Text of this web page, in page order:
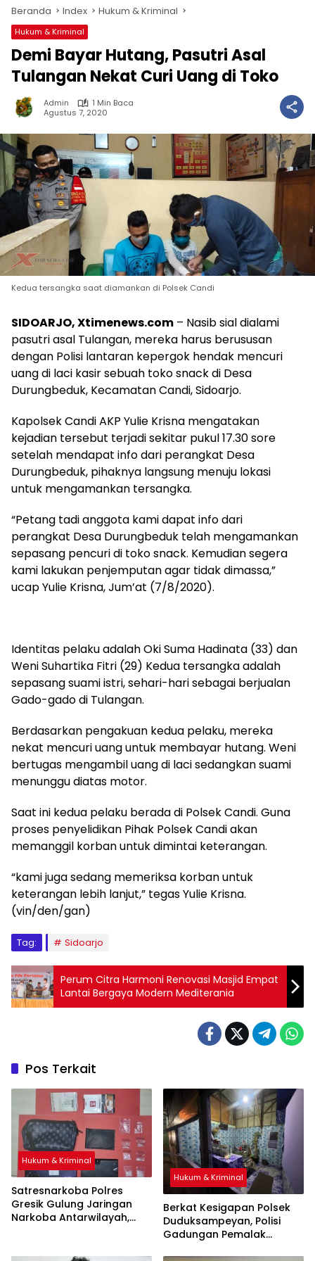
Beranda Index Hukum & Kriminal
Hukum & Kriminal
Demi Bayar Hutang, Pasutri Asal
Tulangan Nekat Curi Uang di Toko
Admin
1 Min Baca
Agustus 7, 2020
Kedua tersangka saat diamankan di Polsek Candi
SIDOARJO, Xtimenews.com – Nasib sial dialami
pasutri asal Tulangan, mereka harus berususan
dengan Polisi lantaran kepergok hendak mencuri
uang di laci kasir sebuah toko snack di Desa
Durungbeduk, Kecamatan Candi, Sidoarjo.
Kapolsek Candi AKP Yulie Krisna mengatakan
kejadian tersebut terjadi sekitar pukul 17.30 sore
setelah mendapat info dari perangkat Desa
Durungbeduk, pihaknya langsung menuju lokasi
untuk mengamankan tersangka.
“Petang tadi anggota kami dapat info dari
perangkat Desa Durungbeduk telah mengamankan
sepasang pencuri di toko snack. Kemudian segera
kami lakukan penjemputan agar tidak dimassa,”
ucap Yulie Krisna, Jum’at (7/8/2020).
Identitas pelaku adalah Oki Suma Hadinata (33) dan
Weni Suhartika Fitri (29) Kedua tersangka adalah
sepasang suami istri, sehari-hari sebagai berjualan
Gado-gado di Tulangan.
Berdasarkan pengakuan kedua pelaku, mereka
nekat mencuri uang untuk membayar hutang. Weni
bertugas mengambil uang di laci sedangkan suami
menunggu diatas motor.
Saat ini kedua pelaku berada di Polsek Candi. Guna
proses penyelidikan Pihak Polsek Candi akan
memanggil korban untuk dimintai keterangan.
“kami juga sedang memeriksa korban untuk
keterangan lebih lanjut,” tegas Yulie Krisna.
(vin/den/gan)
Tag: Sidoarjo
Perum Citra Harmoni Renovasi Masjid Empat
Lantai Bergaya Modern Mediterania
Pos Terkait
Hukum & Kriminal
Satresnarkoba Polres
Gresik Gulung Jaringan
Narkoba Antarwilayah,
Hukum & Kriminal
Berkat Kesigapan Polsek
Duduksampeyan, Polisi
Gadungan Pemalak